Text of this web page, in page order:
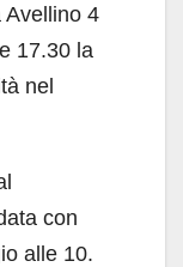
Avellino 4
17.30 la
nel
con
alle 10.